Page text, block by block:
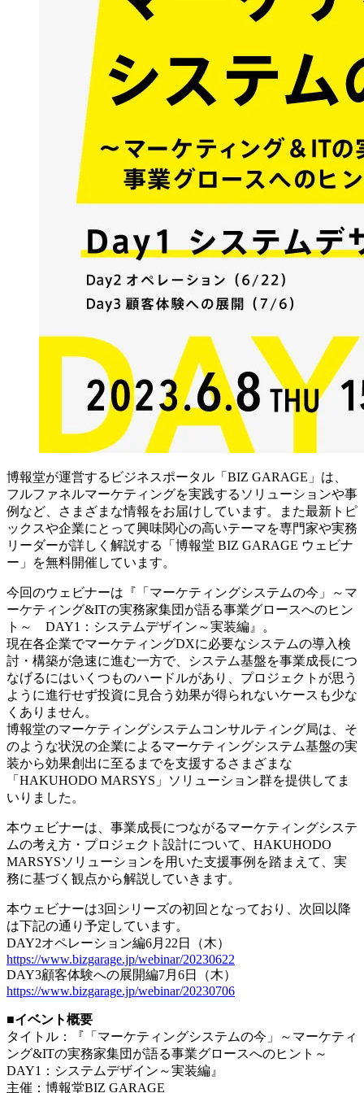
博報堂が運営するビジネスポータル「BIZ GARAGE」は、
フルファネルマーケティングを実践するソリューションや事
例など、さまざまな情報をお届けしています。また最新トピ
ックスや企業にとって興味関心の高いテーマを専門家や実務
リーダーが詳しく解説する「博報堂 BIZ GARAGE ウェビナ
ー」を無料開催しています。
今回のウェビナーは『「マーケティングシステムの今」～マ
ーケティング&ITの実務家集団が語る事業グロースへのヒン
ト～ DAY1：システムデザイン～実装編』。
現在各企業でマーケティングDXに必要なシステムの導入検
討・構築が急速に進む一方で、システム基盤を事業成長につ
なげるにはいくつものハードルがあり、プロジェクトが思う
ように進行せず投資に見合う効果が得られないケースも少な
くありません。
博報堂のマーケティングシステムコンサルティング局は、そ
のような状況の企業によるマーケティングシステム基盤の実
装から効果創出に至るまでを支援するさまざまな
「HAKUHODO MARSYS」ソリューション群を提供してま
いりました。
本ウェビナーは、事業成長につながるマーケティングシステ
ムの考え方・プロジェクト設計について、HAKUHODO
MARSYSソリューションを用いた支援事例を踏まえて、実
務に基づく観点から解説していきます。
本ウェビナーは3回シリーズの初回となっており、次回以降
は下記の通り予定しています。
DAY2オペレーション編6月22日（木）
https://www.bizgarage.jp/webinar/20230622
DAY3顧客体験への展開編7月6日（木）
https://www.bizgarage.jp/webinar/20230706
■イベント概要
タイトル：『「マーケティングシステムの今」～マーケティ
ング&ITの実務家集団が語る事業グロースへのヒント～
DAY1：システムデザイン～実装編』
主催：博報堂BIZ GARAGE